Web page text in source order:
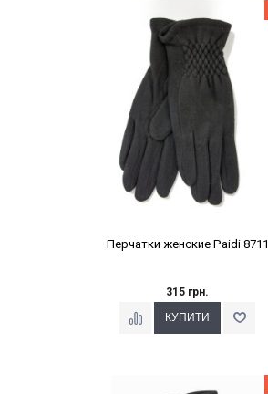
Перчатки женские Paidi 8711
315 грн.